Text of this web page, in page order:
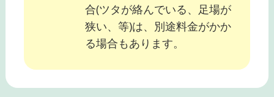
合(ツタが絡んでいる、足場が
狭い、等)は、別途料金がかか
る場合もあります。